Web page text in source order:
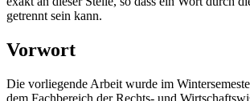
getrennt sein kann.
Vorwort
Die vorliegende Arbeit wurde im